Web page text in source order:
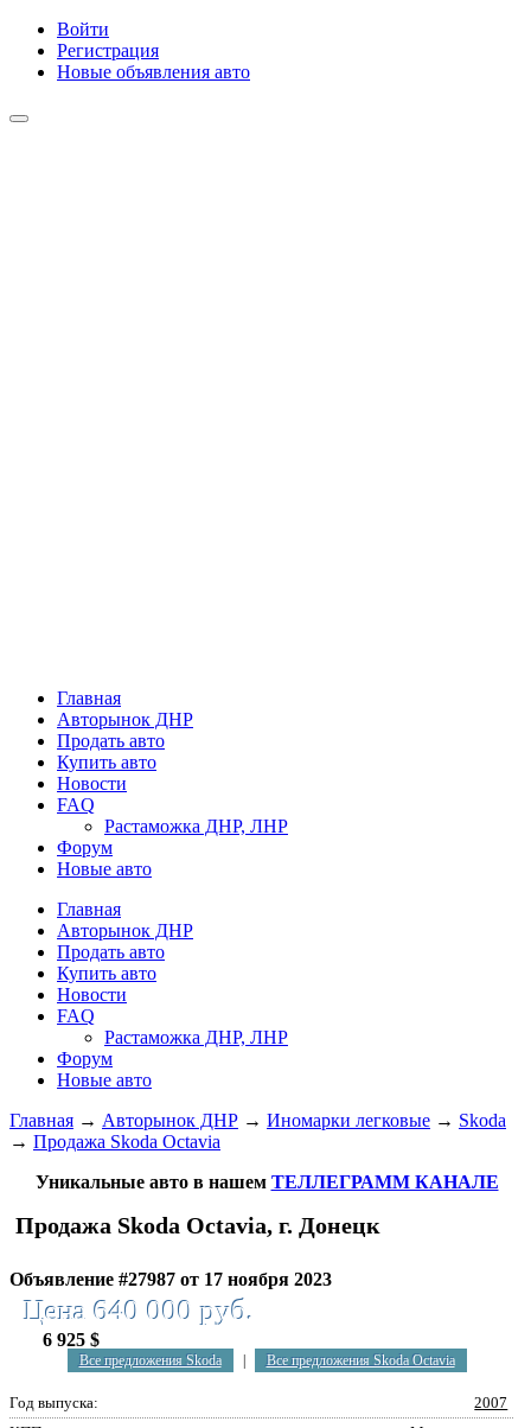
Войти
Регистрация
Новые объявления авто
Главная
Авторынок ДНР
Продать авто
Купить авто
Новости
FAQ
Растаможка ДНР, ЛНР
Форум
Новые авто
Главная
Авторынок ДНР
Продать авто
Купить авто
Новости
FAQ
Растаможка ДНР, ЛНР
Форум
Новые авто
Главная → Авторынок ДНР → Иномарки легковые → Skoda
→ Продажа Skoda Octavia
Уникальные авто в нашем ТЕЛЛЕГРАММ КАНАЛЕ
Продажа Skoda Octavia, г. Донецк
Объявление #27987 от 17 ноября 2023
Цена 640 000 руб.
6 925 $
Все предложения Skoda Все предложения Skoda Octavia
Год выпуска:
2007